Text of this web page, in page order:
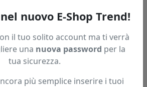
nuovo E-Shop Trend!
il tuo solito account ma ti verrà
una nuova password per la
tua sicurezza.
più semplice inserire i tuoi